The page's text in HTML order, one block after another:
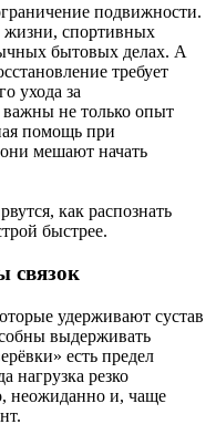
подвижности.
жизни, спортивных
бытовых делах. А
требует
ухода за
не только опыт
помощь при
мешают начать
как распознать
быстрее.
связок
удерживают сустав
выдерживать
есть предел
нагрузка резко
неожиданно и, чаще